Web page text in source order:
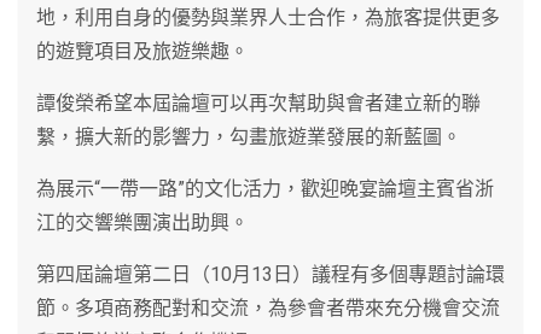
地，利用自身的優勢與業界人士合作，為旅客提供更多
的遊覽項目及旅遊樂趣。
譚俊榮希望本屆論壇可以再次幫助與會者建立新的聯
繫，擴大新的影響力，勾畫旅遊業發展的新藍圖。
為展示“一帶一路”的文化活力，歡迎晚宴論壇主賓省浙
江的交響樂團演出助興。
第四屆論壇第二日（10月13日）議程有多個專題討論環
節。多項商務配對和交流，為參會者帶來充分機會交流